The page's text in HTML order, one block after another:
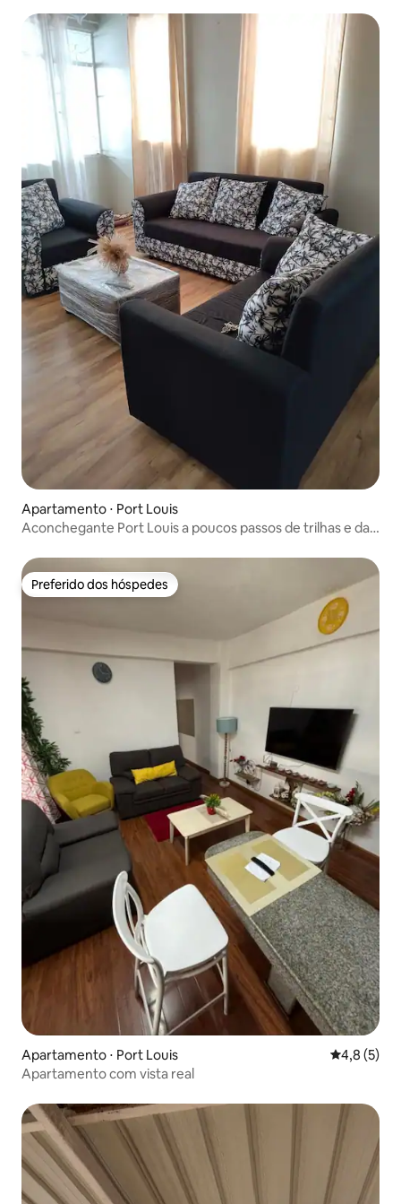
Apartamento ⋅ Port Louis
Aconchegante Port Louis a poucos passos de trilhas e da
Preferido dos hóspedes
Preferido dos hóspedes
Apartamento ⋅ Port Louis 4,8 de
4,8 (5)
Apartamento com vista real